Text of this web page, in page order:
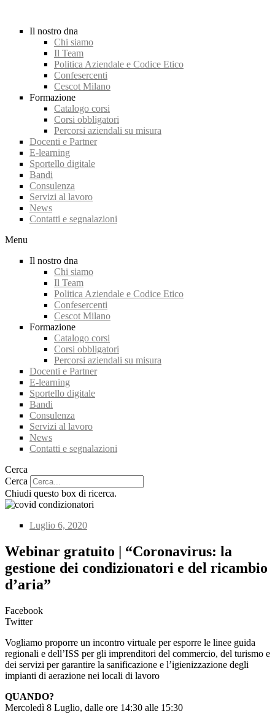
Il nostro dna
Chi siamo
Il Team
Politica Aziendale e Codice Etico
Confesercenti
Cescot Milano
Formazione
Catalogo corsi
Corsi obbligatori
Percorsi aziendali su misura
Docenti e Partner
E-learning
Sportello digitale
Bandi
Consulenza
Servizi al lavoro
News
Contatti e segnalazioni
Menu
Il nostro dna
Chi siamo
Il Team
Politica Aziendale e Codice Etico
Confesercenti
Cescot Milano
Formazione
Catalogo corsi
Corsi obbligatori
Percorsi aziendali su misura
Docenti e Partner
E-learning
Sportello digitale
Bandi
Consulenza
Servizi al lavoro
News
Contatti e segnalazioni
Cerca
Cerca
Chiudi questo box di ricerca.
Luglio 6, 2020
Webinar gratuito | “Coronavirus: la
gestione dei condizionatori e del ricambio
d’aria”
Facebook
Twitter
Vogliamo proporre un incontro virtuale per esporre le linee guida
regionali e dell’ISS per gli imprenditori del commercio, del turismo e
dei servizi per garantire la sanificazione e l’igienizzazione degli
impianti di aerazione nei locali di lavoro
QUANDO?
Mercoledì 8 Luglio, dalle ore 14:30 alle 15:30